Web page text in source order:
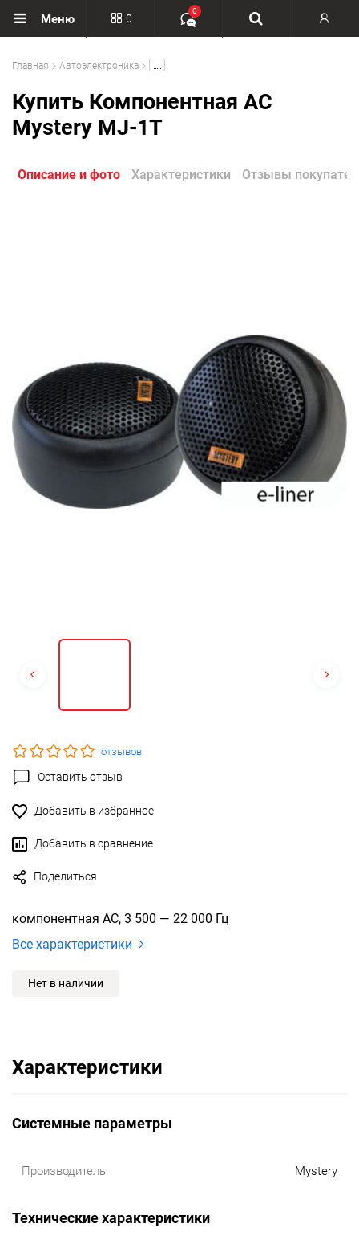
Меню 0
0
Главная Автоэлектроника
Купить Компонентная АС
Mystery MJ-1T
Описание и фото Характеристики Отзывы
отзывов
Оставить отзыв
Добавить в избранное
Добавить в сравнение
Поделиться
компонентная АС, 3 500 — 22 000 Гц
Все характеристики
Нет в наличии
Характеристики
Системные параметры
Производитель Mystery
Технические характеристики